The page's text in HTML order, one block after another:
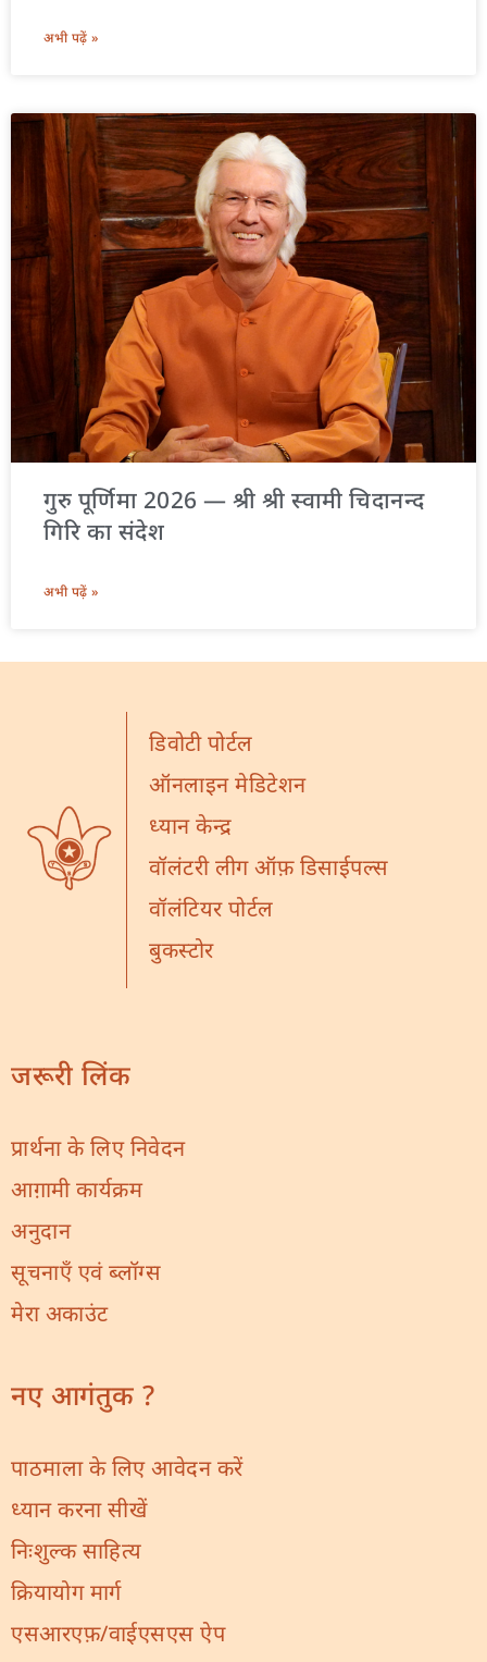
अभी पढ़ें »
गुरु पूर्णिमा 2026 — श्री श्री स्वामी चिदानन्द
गिरि का संदेश
अभी पढ़ें »
डिवोटी पोर्टल
ऑनलाइन मेडिटेशन
ध्यान केन्द्र
वॉलंटरी लीग ऑफ़ डिसाईपल्स
वॉलंटियर पोर्टल
बुकस्टोर
जरूरी लिंक
प्रार्थना के लिए निवेदन
आग़ामी कार्यक्रम
अनुदान
सूचनाएँ एवं ब्लॉग्स
मेरा अकाउंट
नए आगंतुक ?
पाठमाला के लिए आवेदन करें
ध्यान करना सीखें
निःशुल्क साहित्य
क्रियायोग मार्ग
एसआरएफ़/वाईएसएस ऐप